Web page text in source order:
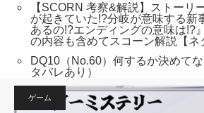
【SCORN 考察&解説】ストーリ
が起きていた!?分岐が意味する新
あるの!?エンディングの意味は!?
の内容も含めてスコーン解説【ネ
DQ10（No.60）何するか決めて
タバレあり）
ゲーム